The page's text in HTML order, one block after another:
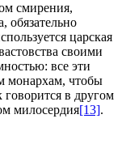
смирения,
обязательно
царская
своими
все эти
монархам, чтобы
в другом
милосердия[13].